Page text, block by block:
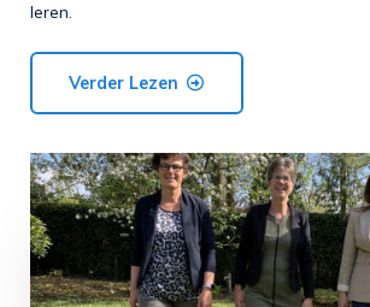
leren.
Verder Lezen